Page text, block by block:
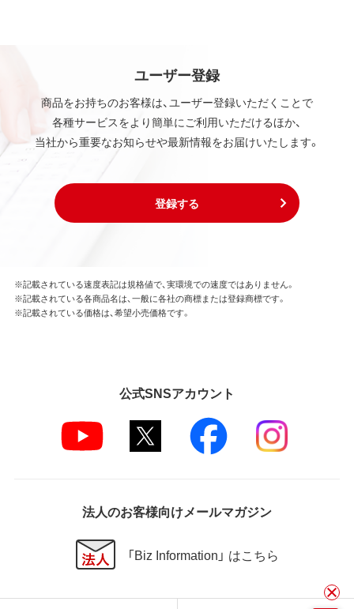
ユーザー登録
商品をお持ちのお客様は、ユーザー登録いただくことで
各種サービスをより簡単にご利用いただけるほか、
当社から重要なお知らせや最新情報をお届けいたします。
登録する
※記載されている速度表記は規格値で、実環境での速度ではありません。
※記載されている各商品名は、一般に各社の商標または登録商標です。
※記載されている価格は、希望小売価格です。
公式SNSアカウント
法人のお客様向けメールマガジン
「Biz Information」 はこちら